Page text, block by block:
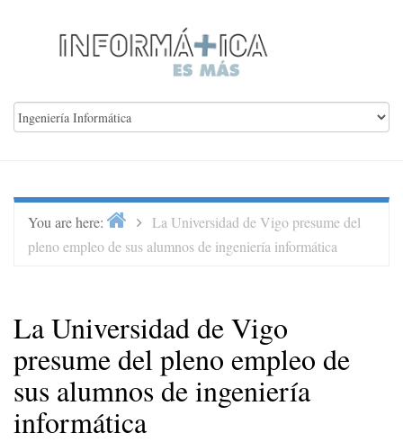
You are here: HomeLa Universidad de Vigo presume del
pleno empleo de sus alumnos de ingeniería informática
La Universidad de Vigo
presume del pleno empleo de
sus alumnos de ingeniería
informática